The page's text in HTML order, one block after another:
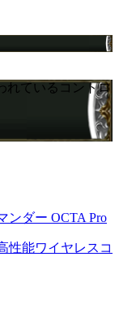
れているコントロ
ンダー OCTA Pro
性能ワイヤレスコ